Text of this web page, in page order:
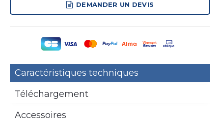
DEMANDER UN DEVIS
Caractéristiques techniques
Téléchargement
Accessoires